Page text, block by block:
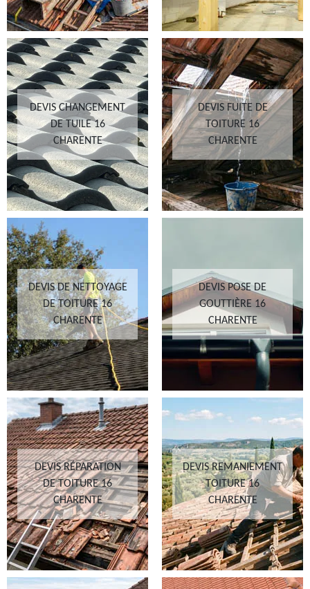
DEVIS CHANGEMENT
DE TUILE 16
CHARENTE
DEVIS FUITE DE
TOITURE 16
CHARENTE
DEVIS DE NETTOYAGE
DE TOITURE 16
CHARENTE
DEVIS POSE DE
GOUTTIÈRE 16
CHARENTE
DEVIS RÉPARATION
DE TOITURE 16
CHARENTE
DEVIS REMANIEMENT
TOITURE 16
CHARENTE